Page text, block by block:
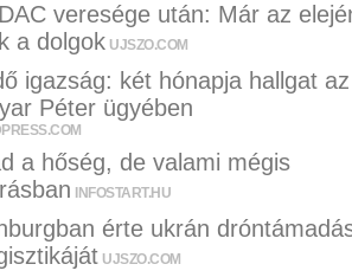
veresége után: Már az
a dolgok UJSZO.COM
igazság: két hónapja hallgat az
Péter ügyében
a hőség, de valami mégis
INFOSTART.HU
érte ukrán
UJSZO.COM